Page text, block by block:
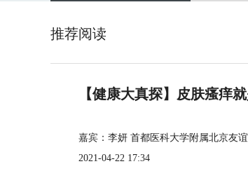
推荐阅读
【健康大真探】皮肤瘙痒
嘉宾：李妍 首都医科大学附属北京友
2021-04-22 17:34